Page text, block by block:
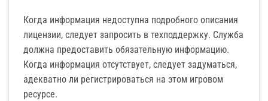
Когда информация недоступна подробного описания
лицензии, следует запросить в техподдержку. Служба
должна предоставить обязательную информацию.
Когда информация отсутствует, следует задуматься,
адекватно ли регистрироваться на этом игровом
ресурсе.